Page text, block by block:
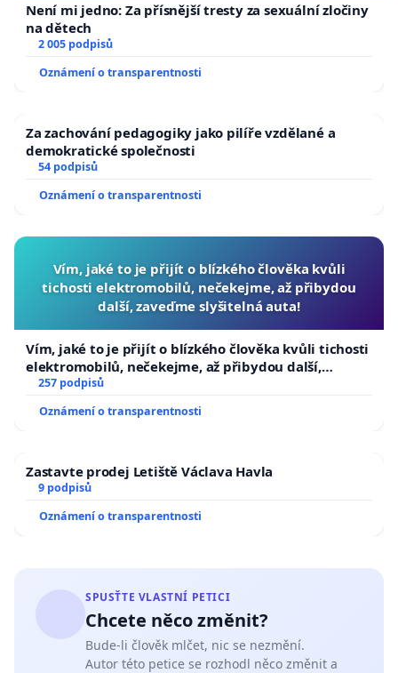
Není mi jedno: Za přísnější tresty za sexuální zločiny
na dětech
2 005 podpisů
Oznámení o transparentnosti
Za zachování pedagogiky jako pilíře vzdělané a
demokratické společnosti
54 podpisů
Oznámení o transparentnosti
Vím, jaké to je přijít o blízkého člověka kvůli
tichosti elektromobilů, nečekejme, až přibydou
další, zaveďme slyšitelná auta!
Vím, jaké to je přijít o blízkého člověka kvůli tichosti
elektromobilů, nečekejme, až přibydou další,
zaveďme slyšitelná auta!
257 podpisů
Oznámení o transparentnosti
Zastavte prodej Letiště Václava Havla
9 podpisů
Oznámení o transparentnosti
SPUSŤTE VLASTNÍ PETICI
Chcete něco změnit?
Bude-li člověk mlčet, nic se nezmění.
Autor této petice se rozhodl něco změnit a